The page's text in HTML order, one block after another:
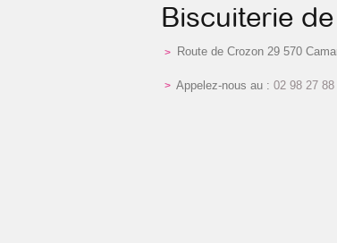
Biscuiterie
Route de Crozon 29 570
Appelez-nous au : 02 98 27 88